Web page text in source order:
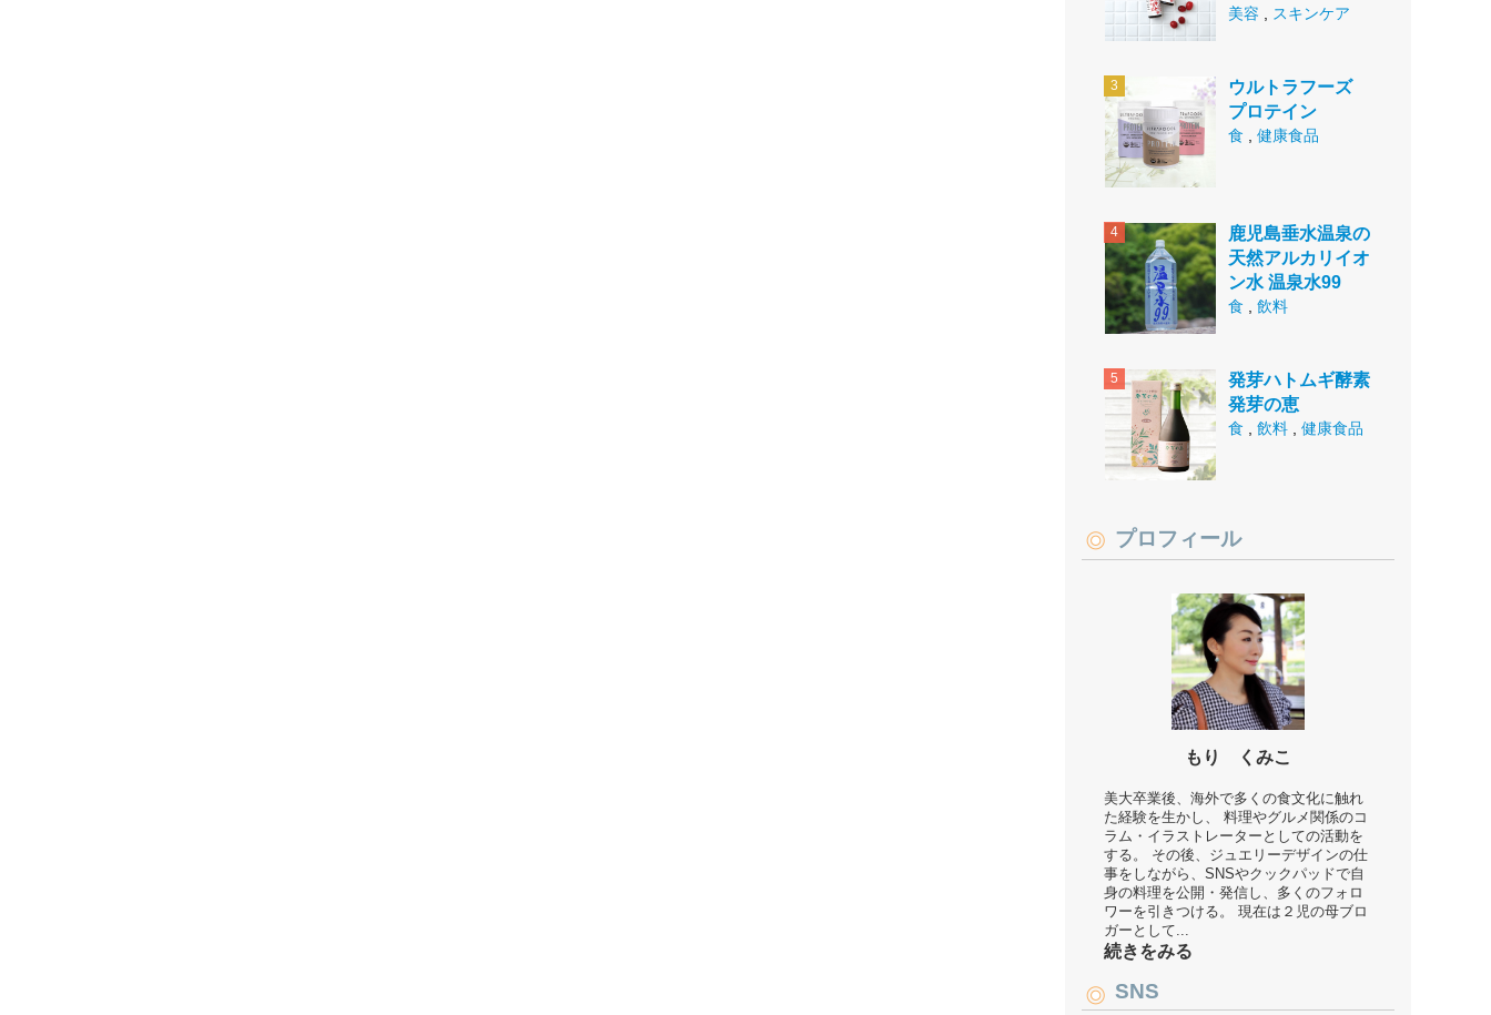
美容 スキンケア
ウルトラフーズ
プロテイン
食 健康食品
鹿児島垂水温泉の
天然アルカリイオ
ン水 温泉水99
食 飲料
発芽ハトムギ酵素
発芽の恵
食 飲料 健康食品
プロフィール
もり くみこ
美大卒業後、海外で多くの食文化に触れ
た経験を生かし、 料理やグルメ関係のコ
ラム・イラストレーターとしての活動を
する。 その後、ジュエリーデザインの仕
事をしながら、SNSやクックパッドで自
身の料理を公開・発信し、多くのフォロ
ワーを引きつける。 現在は２児の母ブロ
ガーとして...
続きをみる
SNS